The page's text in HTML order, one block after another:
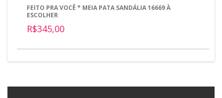
FEITO PRA VOCÊ * MEIA PATA SANDÁLIA 16669 À
ESCOLHER
R$345,00